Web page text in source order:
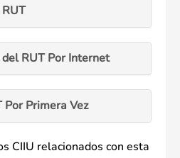
RUT Por Internet
Por Primera Vez
CIIU relacionados con esta